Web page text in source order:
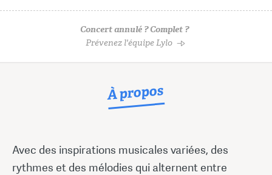
Concert annulé ? Complet ?
Prévenez l'équipe Lylo
À propos
Avec des inspirations musicales variées, des
rythmes et des mélodies qui alternent entre